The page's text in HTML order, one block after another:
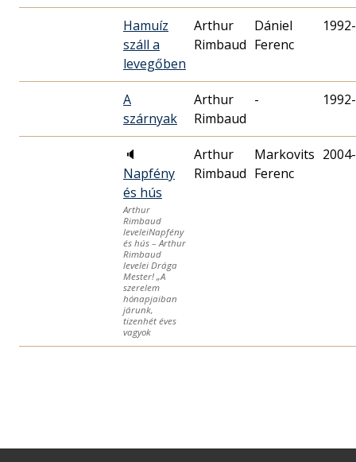
Hamuíz
száll a
levegőben
Arthur
Rimbaud
Dániel
Ferenc
A
szárnyak
Arthur
Rimbaud
-
🔈
Napfény
és hús
Arthur
Rimbaud
leveleiNapfény
és hús – Arthur
Rimbaud
levelei Drága
Mester! „A
szerelem
hónapjaiban
járunk,
tizenhét éves
vagyok
Arthur
Rimbaud
Markovits
Ferenc